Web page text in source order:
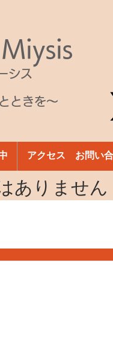
シス
ときを～
アクセス お問い
ありません